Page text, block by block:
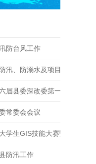
防台风工作
汛、防溺水及项目建设工作
届县委深改委第一次会议
常委会会议
学生GIS技能大赛暨长三角
防汛工作